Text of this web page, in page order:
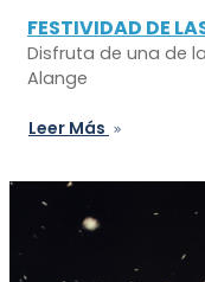
FESTIVIDAD DE
Disfruta de una de
Alange
Leer Más